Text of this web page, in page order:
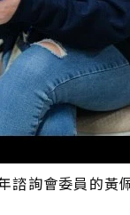
詢會委員的黃